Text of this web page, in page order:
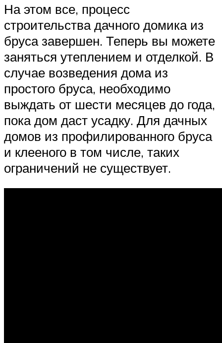
На этом все, процесс
строительства дачного домика из
бруса завершен. Теперь вы можете
заняться утеплением и отделкой. В
случае возведения дома из
простого бруса, необходимо
выждать от шести месяцев до года,
пока дом даст усадку. Для дачных
домов из профилированного бруса
и клееного в том числе, таких
ограничений не существует.